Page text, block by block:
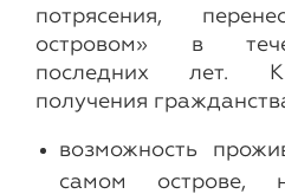
потрясения,
островом» в
последних лет. К
получения
возможность
самом